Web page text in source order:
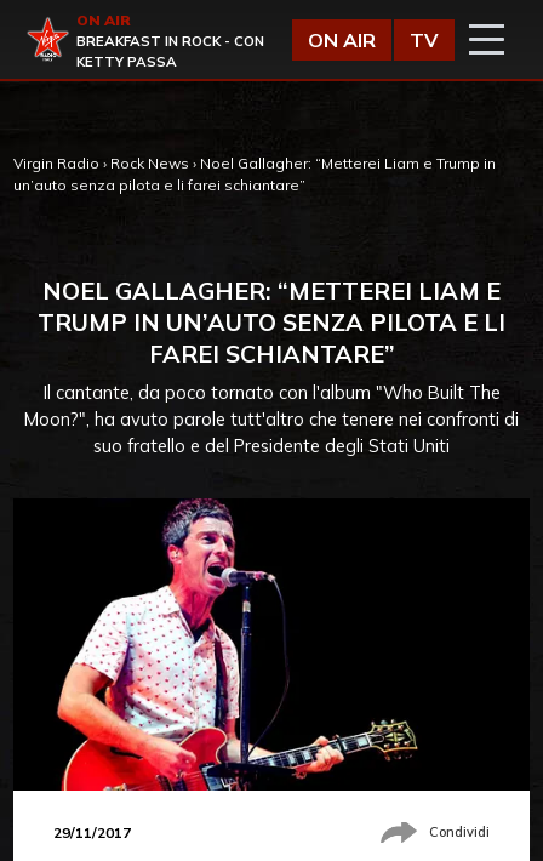
Virgin Radio
ON AIR
BREAKFAST IN ROCK - CON
KETTY PASSA
ON AIR TV
Virgin Radio › Rock News › Noel Gallagher: “Metterei Liam e Trump in
un’auto senza pilota e li farei schiantare”
NOEL GALLAGHER: “METTEREI LIAM E
TRUMP IN UN’AUTO SENZA PILOTA E LI
FAREI SCHIANTARE”
Il cantante, da poco tornato con l'album "Who Built The
Moon?", ha avuto parole tutt'altro che tenere nei confronti di
suo fratello e del Presidente degli Stati Uniti
29/11/2017 Condividi